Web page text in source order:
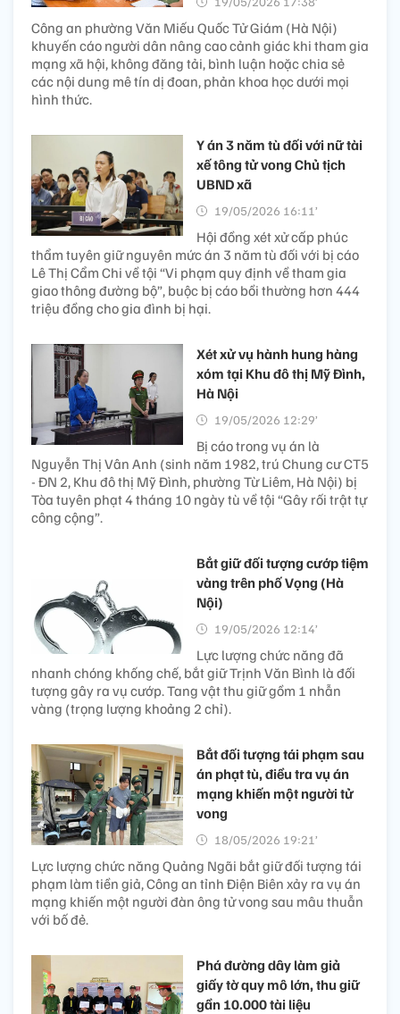
Công an phường Văn Miếu Quốc Tử Giám (Hà Nội)
khuyến cáo người dân nâng cao cảnh giác khi tham gia
mạng xã hội, không đăng tải, bình luận hoặc chia sẻ
các nội dung mê tín dị đoan, phản khoa học dưới mọi
hình thức.
Y án 3 năm tù đối với nữ tài
xế tông tử vong Chủ tịch
UBND xã
19/05/2026 16:11’
Hội đồng xét xử cấp phúc
thẩm tuyên giữ nguyên mức án 3 năm tù đối với bị cáo
Lê Thị Cẩm Chi về tội “Vi phạm quy định về tham gia
giao thông đường bộ”, buộc bị cáo bồi thường hơn 444
triệu đồng cho gia đình bị hại.
Xét xử vụ hành hung hàng
xóm tại Khu đô thị Mỹ Đình,
Hà Nội
19/05/2026 12:29’
Bị cáo trong vụ án là
Nguyễn Thị Vân Anh (sinh năm 1982, trú Chung cư CT5
- ĐN 2, Khu đô thị Mỹ Đình, phường Từ Liêm, Hà Nội) bị
Tòa tuyên phạt 4 tháng 10 ngày tù về tội “Gây rối trật tự
công cộng”.
Bắt giữ đối tượng cướp tiệm
vàng trên phố Vọng (Hà
Nội)
19/05/2026 12:14’
Lực lượng chức năng đã
nhanh chóng khống chế, bắt giữ Trịnh Văn Bình là đối
tượng gây ra vụ cướp. Tang vật thu giữ gồm 1 nhẫn
vàng (trọng lượng khoảng 2 chỉ).
Bắt đối tượng tái phạm sau
án phạt tù, điều tra vụ án
mạng khiến một người tử
vong
18/05/2026 19:21’
Lực lượng chức năng Quảng Ngãi bắt giữ đối tượng tái
phạm làm tiền giả, Công an tỉnh Điện Biên xảy ra vụ án
mạng khiến một người đàn ông tử vong sau mâu thuẫn
với bố đẻ.
Phá đường dây làm giả
giấy tờ quy mô lớn, thu giữ
gần 10.000 tài liệu